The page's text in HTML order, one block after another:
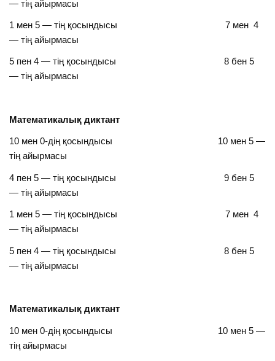
— тің айырмасы
1 мен 5 — тің қосындысы 7 мен 4
— тің айырмасы
5 пен 4 — тің қосындысы 8 бен 5
— тің айырмасы
Математикалық диктант
10 мен 0-дің қосындысы 10 мен 5 —
тің айырмасы
4 пен 5 — тің қосындысы 9 бен 5
— тің айырмасы
1 мен 5 — тің қосындысы 7 мен 4
— тің айырмасы
5 пен 4 — тің қосындысы 8 бен 5
— тің айырмасы
Математикалық диктант
10 мен 0-дің қосындысы 10 мен 5 —
тің айырмасы